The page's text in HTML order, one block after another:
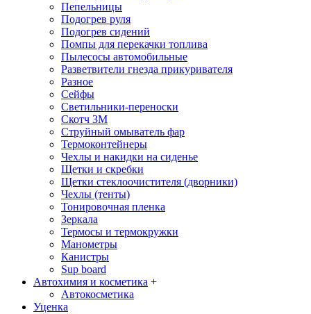
Пепельницы
Подогрев руля
Подогрев сидений
Помпы для перекачки топлива
Пылесосы автомобильные
Разветвители гнезда прикуривателя
Разное
Сейфы
Светильники-переноски
Скотч 3М
Струйный омыватель фар
Термоконтейнеры
Чехлы и накидки на сиденье
Щетки и скребки
Щетки стеклоочистителя (дворники)
Чехлы (тенты)
Тонировочная пленка
Зеркалa
Термосы и термокружки
Манометры
Канистры
Sup board
Автохимия и косметика +
Автокосметика
Уценка